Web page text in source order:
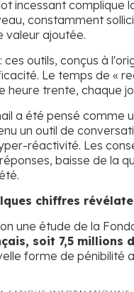
incessant complique
constamment
valeur ajoutée.
ces outils, conçus à
Le temps de «
heure trente, chaque
a été pensé comme
un outil de
réactivité. Les
baisse de la
chiffres
une étude de la
soit 7,5 millions
forme de pénibilité